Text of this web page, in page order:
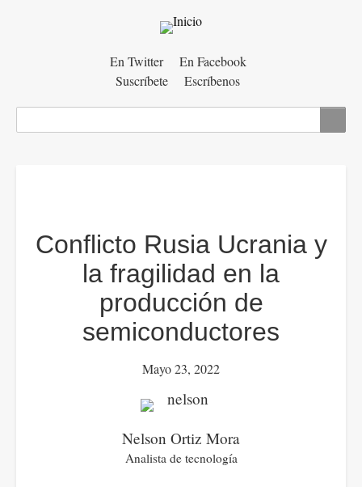
En Twitter
En Facebook
Suscríbete
Escríbenos
Conflicto Rusia Ucrania y
la fragilidad en la
producción de
semiconductores
Mayo 23, 2022
Nelson Ortiz Mora
Analista de tecnología